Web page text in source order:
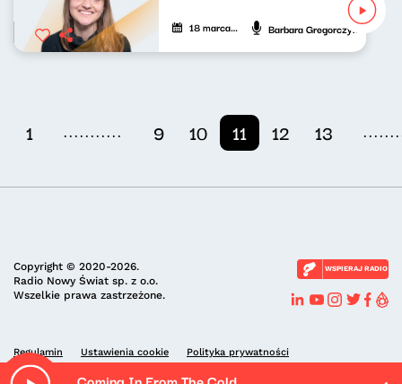
18 marca 2023 Barbara Gregorczyk
1 ........... 9 10 11 12 13
Copyright © 2020-2026.
Radio Nowy Świat sp. z o.o.
Wszelkie prawa zastrzeżone.
WSPIERAJ RADIO
Regulamin Ustawienia cookie Polityka prywatności